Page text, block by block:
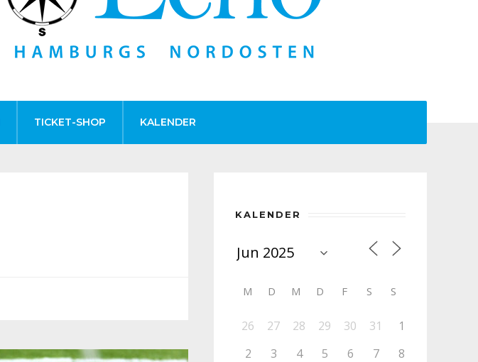
TICKET-SHOP KALENDER
KALENDER
M D M D F S S
26 27 28 29 30 31
1
2
3 4 5 6 7
8